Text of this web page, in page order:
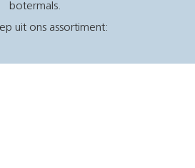
botermals.
uit ons assortiment: